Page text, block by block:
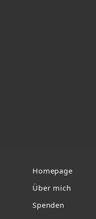
Homepage
Über mich
Spenden